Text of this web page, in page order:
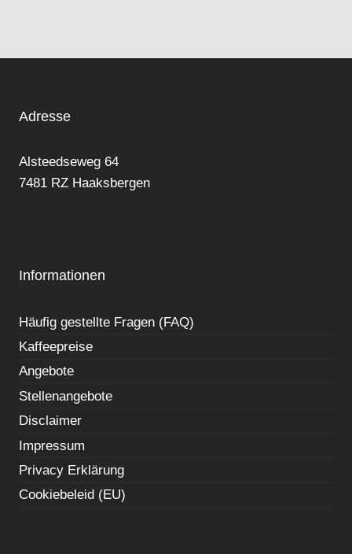
Adresse
Alsteedseweg 64
7481 RZ Haaksbergen
Informationen
Häufig gestellte Fragen (FAQ)
Kaffeepreise
Angebote
Stellenangebote
Disclaimer
Impressum
Privacy Erklärung
Cookiebeleid (EU)